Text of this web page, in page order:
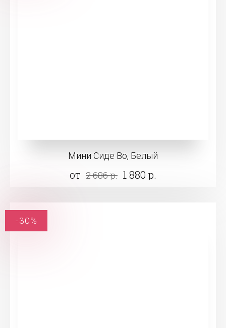
Мини Сиде Во, Белый
от 2 686 р. 1 880 р.
-30%